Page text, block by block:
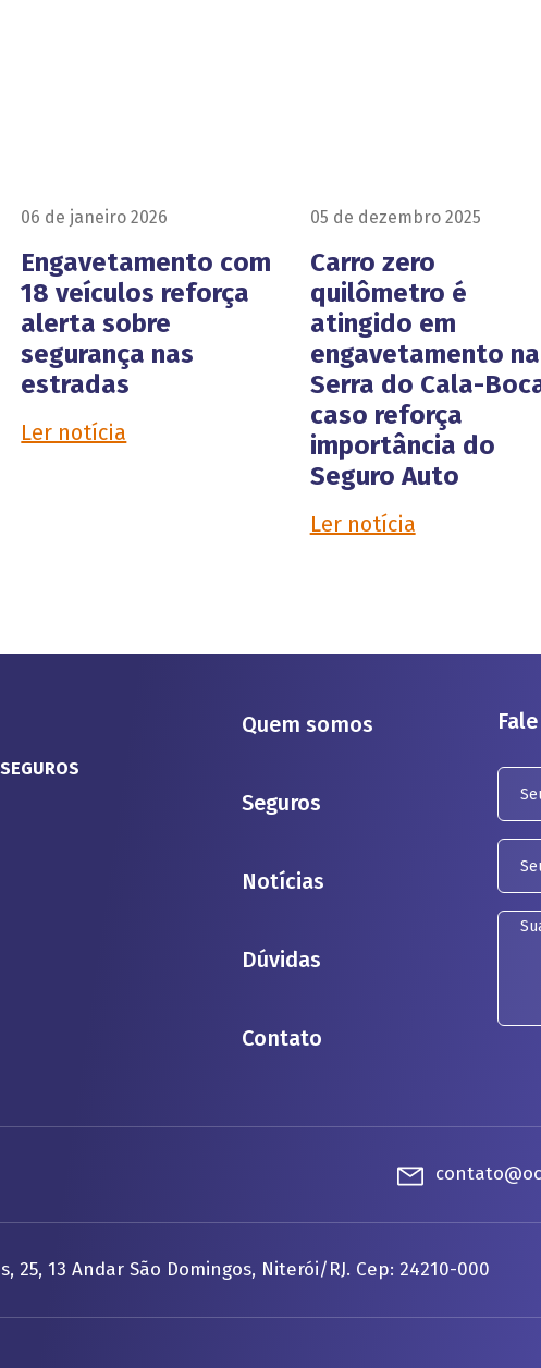
06 de janeiro 2026
Engavetamento com
18 veículos reforça
alerta sobre
segurança nas
estradas
Ler notícia
05 de dezembro 2025
Carro zero
quilômetro é
atingido em
engavetamento na
Serra do Cala-
caso reforça
importância do
Seguro Auto
Ler notícia
Quem somos
Seguros
Notícias
Dúvidas
Contato
25, 13 Andar São Domingos, Niterói/RJ. Cep: 24210-000